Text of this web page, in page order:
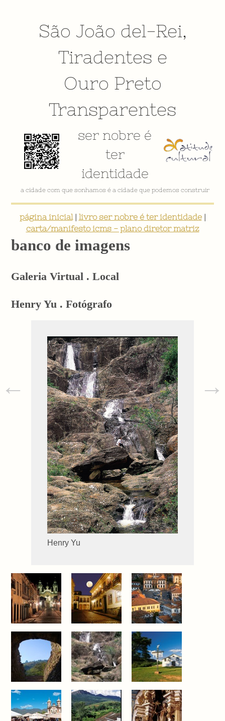
São João del-Rei,
Tiradentes e
Ouro Preto
Transparentes
ser nobre é
ter
identidade
a cidade com que sonhamos é a cidade que podemos construir
página inicial| livro ser nobre é ter identidade|
carta/manifesto icms - plano diretor matriz
banco de imagens
Galeria Virtual . Local
Henry Yu . Fotógrafo
Henry Yu
← →